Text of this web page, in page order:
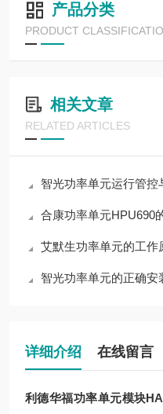
产品分类
PRODUCT
相关文章
RELATED ARTICLES
智光功率单元运行管
合康功率单元HPU690
艾默生功率单元的工
智光功率单元的正确安
详细介绍 在线留言
利德华福功率单元模块